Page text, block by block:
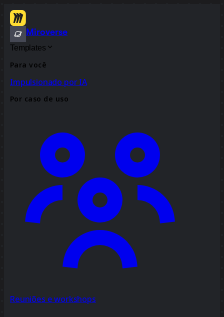
Miroverse
Templates
Para você
Impulsionado por IA
Por caso de uso
Reuniões e workshops